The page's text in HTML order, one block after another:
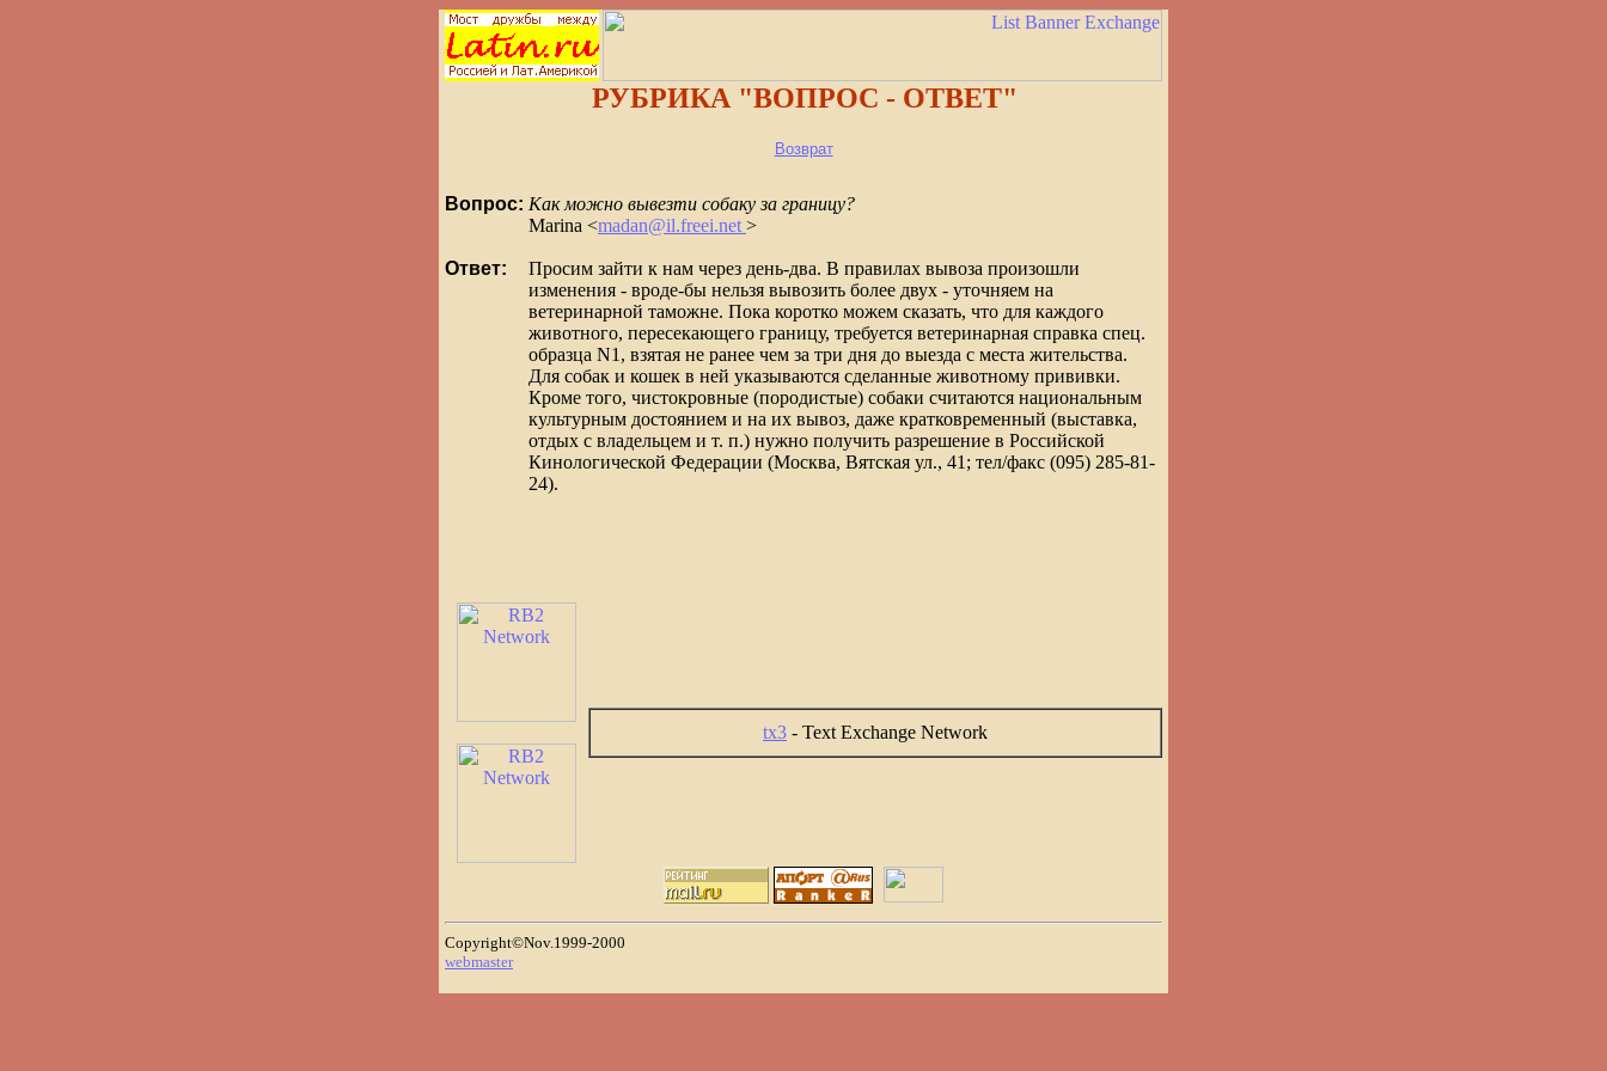
РУБРИКА "ВОПРОС - ОТВЕТ"
Возврат
Вопрос: Как можно вывезти собаку за границу?
Marina <madan@il.freei.net >
Ответ:
Просим зайти к нам через день-два. В правилах вывоза произошли
изменения - вроде-бы нельзя вывозить более двух - уточняем на
ветеринарной таможне. Пока коротко можем сказать, что для каждого
животного, пересекающего границу, требуется ветеринарная справка спец.
образца N1, взятая не ранее чем за три дня до выезда с места жительства.
Для собак и кошек в ней указываются сделанные животному прививки.
Кроме того, чистокровные (породистые) собаки считаются национальным
культурным достоянием и на их вывоз, даже кратковременный (выставка,
отдых с владельцем и т. п.) нужно получить разрешение в Российской
Кинологической Федерации (Москва, Вятская ул., 41; тел/факс (095) 285-81-
24).
tx3 - Text Exchange Network
Copyright©Nov.1999-2000
webmaster